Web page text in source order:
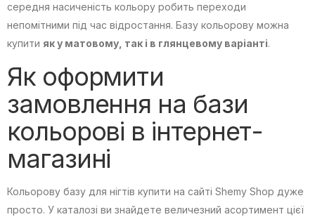
середня насиченість кольору робить переходи
непомітними під час відростання. Базу кольорову можна
купити як у матовому, так і в глянцевому варіанті.
Як оформити
замовлення на бази
кольорові в інтернет-
магазині
Кольорову базу для нігтів купити на сайті Shemy Shop дуже
просто. У каталозі ви знайдете величезний асортимент цієї